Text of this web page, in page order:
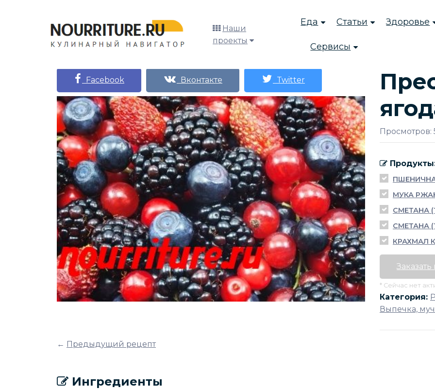
Наши
проекты
Еда Статьи Здоровье
Сервисы
Facebook Вконтакте Twitter
Просмотров:
МУКА
СМЕТАНА
СМЕТАНА
КРАХМАЛ
* Сейчас нет
Категория:
Выпечка,
← Предыдущий рецепт
Ингредиенты